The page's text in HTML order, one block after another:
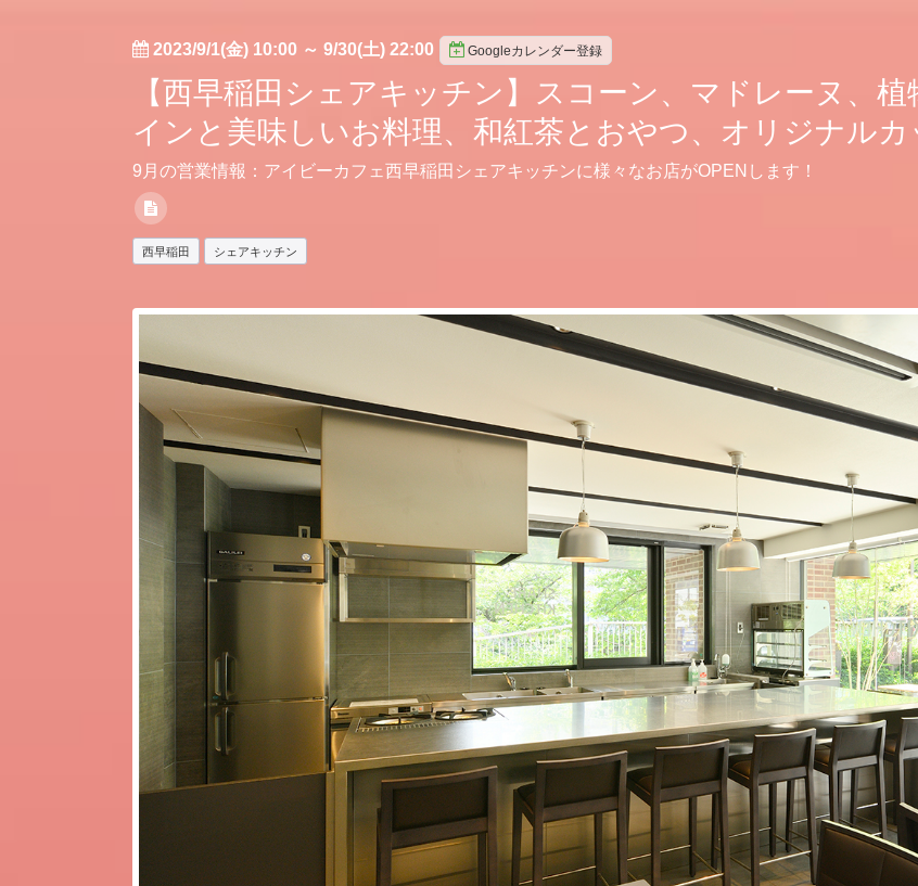
2023/9/1(金) 10:00 ～ 9/30(土) 22:00 Googleカレンダー登録
【西早稲田シェアキッチン】スコーン、マドレーヌ、
インと美味しいお料理、和紅茶とおやつ、オリジナル
9月の営業情報：アイビーカフェ西早稲田シェアキッチンに様々なお店がOPENします！
西早稲田 シェアキッチン